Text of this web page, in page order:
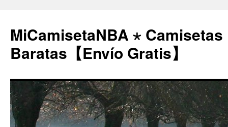
MiCamisetaNBA ⋆ Camisetas
Baratas【Envío Gratis】